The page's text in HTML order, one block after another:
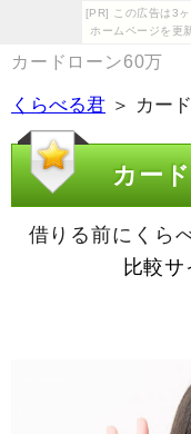
[PR] この広告は3ヶ
ホームページを更
カードローン60万
くらべる君 ＞ カー
カー
借りる前にくら
比較サ